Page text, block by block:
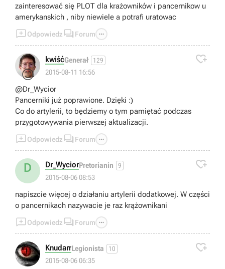
zainteresować się PLOT dla krażowników i pancernikow u
amerykanskich , niby niewiele a potrafi uratowac
Odpowiedz  Forum 
😊
kwiśćGenerał 129
2015-08-11 16:56

@Dr_Wycior
Pancerniki już poprawione. Dzięki :)
Co do artylerii, to będziemy o tym pamiętać podczas
przygotowywania pierwszej aktualizacji.
Odpowiedz  Forum 
D Dr_WyciorPretorianin 9
2015-08-06 08:53

napiszcie więcej o działaniu artylerii dodatkowej. W części
o pancernikach nazywacie je raz krążownikani
Odpowiedz  Forum 
KnudarrLegionista 10
2015-08-06 06:35
